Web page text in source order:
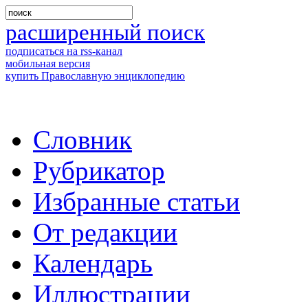
расширенный поиск
подписаться на rss-канал
мобильная версия
купить Православную энциклопедию
Словник
Рубрикатор
Избранные статьи
От редакции
Календарь
Иллюстрации